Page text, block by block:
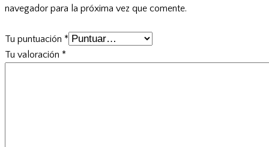
navegador para la próxima vez que comente.
Tu puntuación *
Tu valoración *